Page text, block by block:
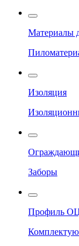
Материалы
Изоляция
Заборы
Профиль